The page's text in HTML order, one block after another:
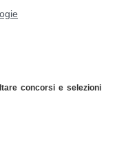
concorsi e selezioni